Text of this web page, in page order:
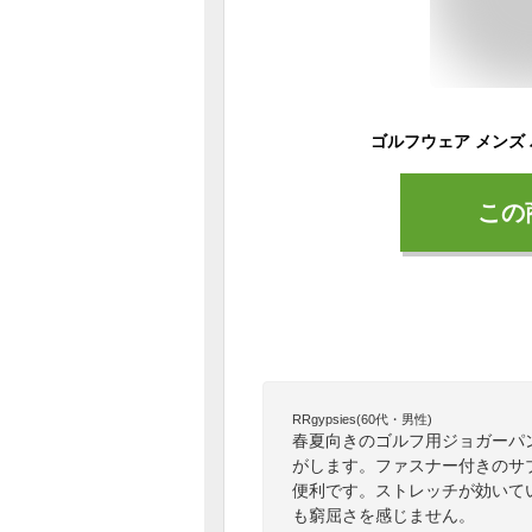
こ
RRgypsies(60代・男性)
春夏向きのゴルフ用ジョガー
がします。ファスナー付きの
便利です。ストレッチが効い
も窮屈さを感じません。